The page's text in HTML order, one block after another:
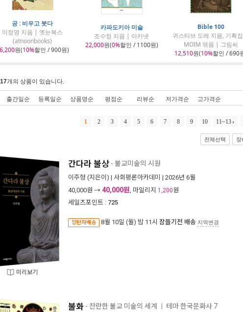
공 : 비우고 붓다
이정영 지음 | 엣눈북스
(atnoonbooks)
원(10%할인 / 900원)
카파도키아 미술
조수정 지음 | 아카넷
22,000원(0%할인 / 1100원)
Bible 100
귀스타브 도레 지음, 기획
MOIM 엮음 | 그림씨
12,510원(10%할인 / 690
개의 상품이 있습니다.
출간일순 등록일순 상품명순 평점순 리뷰순 저가격순 고가격순
1 2 3 4 5 6 7 8 9 10 11~13
전체선택 장
미리보기
간다라 불상 - 불교미술의 시원
이주형 (지은이) | 사회평론아카데미 | 2026년 6월
40,000원 → 40,000원, 마일리지 1,200원
세일즈포인트 : 725
양탄자배송 8월 10일 (월) 밤 11시 잠들기전 배송 지역변경
불화 - 찬란한 불교 미술의 세계 테마 한국문화사 7